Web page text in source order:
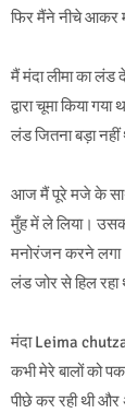
फिर मैंने नीचे आकर
मैं मंदा लीमा का लंड
द्वारा चूमा किया
लंड जितना बड़ा नहीं
आज मैं पूरे मजे के साथ
मुँह में ले लिया।
मनोरंजन करने
लंड जोर से हिल रहा
मंदा Leima
कभी मेरे बालों को
पीछे कर रही थी और